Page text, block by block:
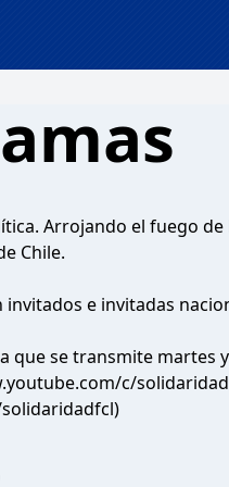
Arrojando el fuego
Chile.
e invitadas
que se transmite martes
c/